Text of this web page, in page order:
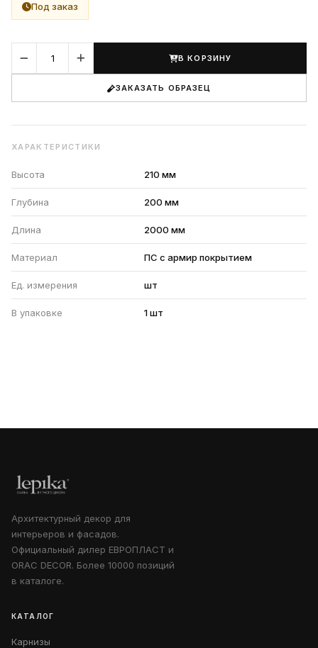
Под заказ
В КОРЗИНУ
ЗАКАЗАТЬ ОБРАЗЕЦ
ХАРАКТЕРИСТИКИ
Высота 210 мм
Глубина 200 мм
Длина 2000 мм
Материал ПС с армир покрытием
Ед. измерения шт
В упаковке 1 шт
Архитектурный декор для
интерьеров и фасадов.
Официальный дилер ЕВРОПЛАСТ и
ORAC DECOR. Более 10000 позиций
в каталоге.
КАТАЛОГ
Карнизы